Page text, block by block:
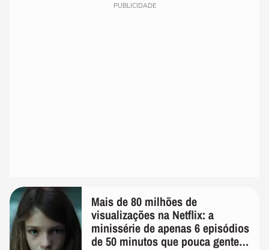
PUBLICIDADE
Mais de 80 milhões de
visualizações na Netflix: a
minissérie de apenas 6 episódios
de 50 minutos que pouca gente